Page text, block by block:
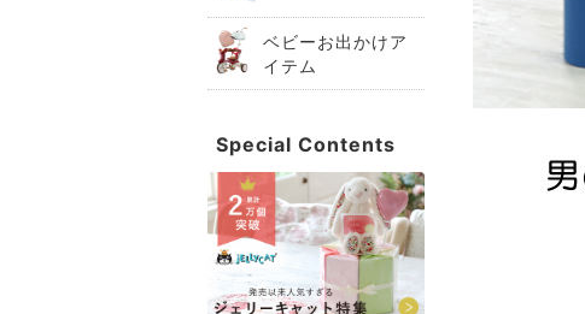
ベビーお出かけア
イテム
Special Contents